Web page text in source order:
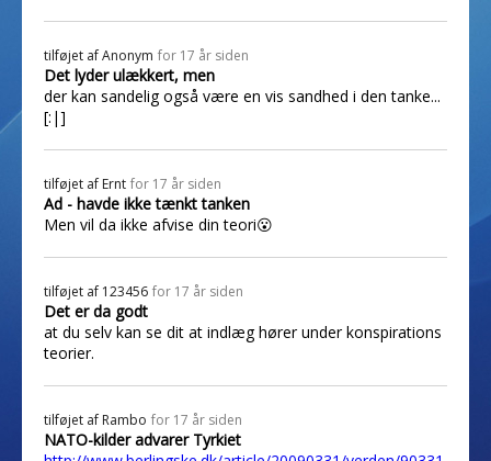
tilføjet afAnonym for 17 år siden
Det lyder ulækkert, men
der kan sandelig også være en vis sandhed i den tanke...
[:|]
tilføjet af Ernt for 17 år siden
Ad - havde ikke tænkt tanken
Men vil da ikke afvise din teori😮
tilføjet af 123456 for 17 år siden
Det er da godt
at du selv kan se dit at indlæg hører under konspirations
teorier.
tilføjet af Rambo for 17 år siden
NATO-kilder advarer Tyrkiet